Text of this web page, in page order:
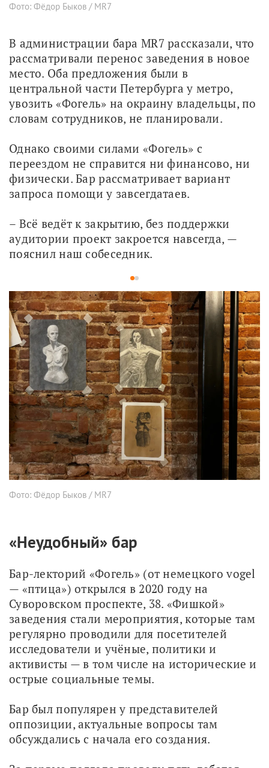
Фото: Фёдор Быков / MR7
В администрации бара MR7 рассказали, что
рассматривали перенос заведения в новое
место. Оба предложения были в
центральной части Петербурга у метро,
увозить «Фогель» на окраину владельцы, по
словам сотрудников, не планировали.
Однако своими силами «Фогель» с
переездом не справится ни финансово, ни
физически. Бар рассматривает вариант
запроса помощи у завсегдатаев.
– Всё ведёт к закрытию, без поддержки
аудитории проект закроется навсегда, —
пояснил наш собеседник.
12
Фото: Фёдор Быков / MR7
«Неудобный» бар
Бар-лекторий «Фогель» (от немецкого vogel
— «птица») открылся в 2020 году на
Суворовском проспекте, 38. «Фишкой»
заведения стали мероприятия, которые там
регулярно проводили для посетителей
исследователи и учёные, политики и
активисты — в том числе на исторические и
острые социальные темы.
Бар был популярен у представителей
оппозиции, актуальные вопросы там
обсуждались с начала его создания.